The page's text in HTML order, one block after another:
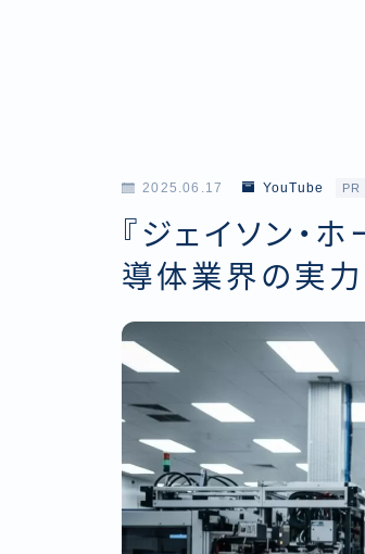
2025.06.17 YouTube PR
『ジェイソン・
導体業界の実